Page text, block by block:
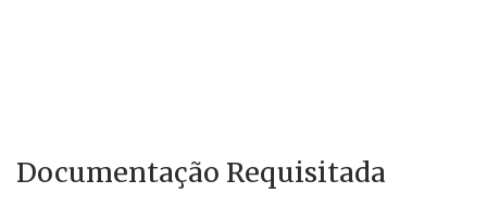
Documentação Requisitada